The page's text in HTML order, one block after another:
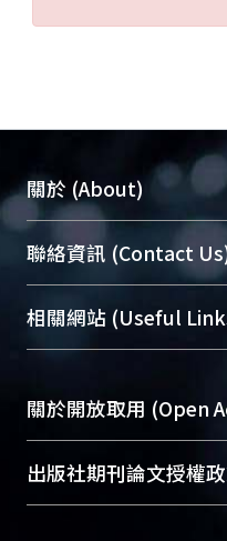
關於 (About)
臺大位居世界頂尖大
展現本校豐碩的研究
機構典藏（NTUR）與
台，成為臺大學術典
究能量、促進交流合
成果。
To permanently
profiles and scholarly
services of “NTU
聯絡資訊 (Contact
總館學科館員(Main
醫學圖書館學科館員
Sciences Library)
相關網站 (Useful
關於開放取用 (Open
開放取用是從使用者
動，應用在學術研究
出版社期刊論文授權